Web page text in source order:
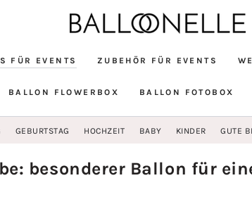
FÜR EVENTS ZUBEHÖR FÜR EVENTS
BALLON FLOWERBOX BALLON FOTOBOX
GEBURTSTAG HOCHZEIT BABY KINDER GUTE
besonderer Ballon für